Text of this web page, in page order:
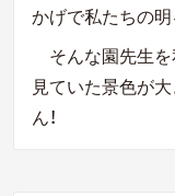
かげで私たちの
そんな園先生
見ていた景色が
ん！